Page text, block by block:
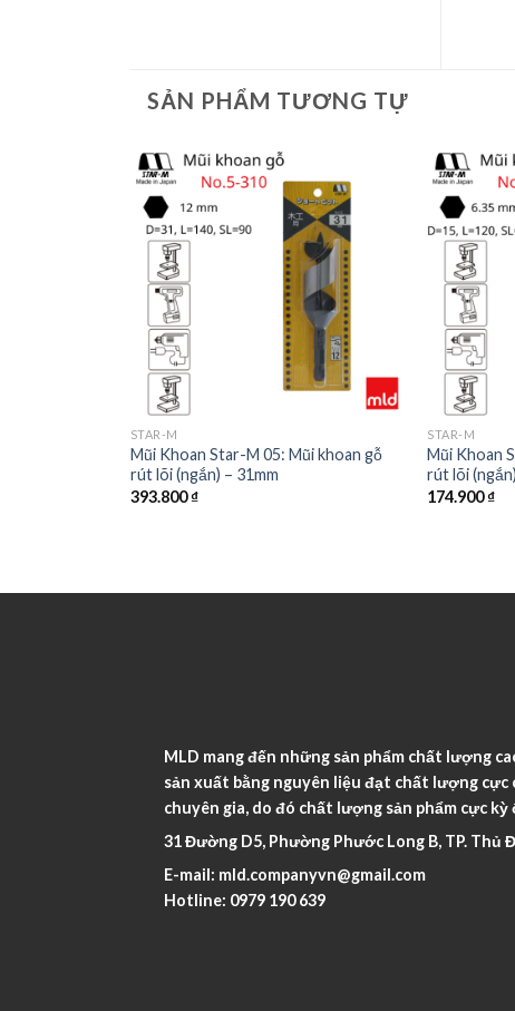
SẢN PHẨM TƯƠNG TỰ
STAR-M
Mũi Khoan Star-M 05: Mũi khoan gỗ
rút lõi (ngắn) – 31mm
393.800₫
STAR-M
Mũi Khoan
rút lõi
174.900₫
MLD mang đến những sản phẩm chất lượng
sản xuất bằng nguyên liệu đạt chất lượng
chuyên gia, do đó chất lượng sản phẩm cực kỳ
31 Đường D5, Phường Phước Long B, TP. Thủ
E-mail: mld.companyvn@gmail.com
Hotline: 0979 190 639